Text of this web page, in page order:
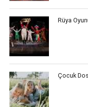
Rüya
Çocuk